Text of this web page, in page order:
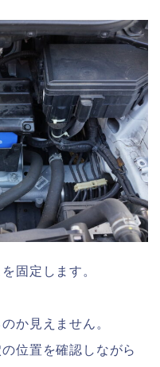
固定します。
か見えません。
位置を確認しながら